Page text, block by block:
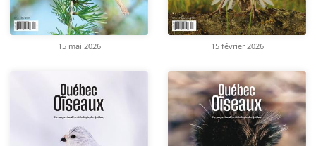
15 mai 2026 15 février 2026